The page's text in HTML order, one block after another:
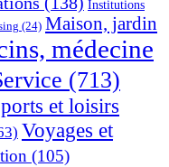
Institutions
(24) Maison, jardin
médecine
(713)
et loisirs
Voyages et
(105)